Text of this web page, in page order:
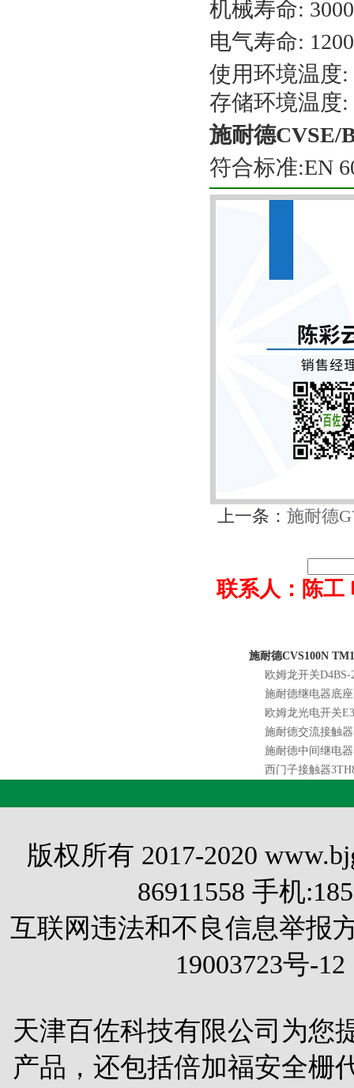
机械寿命:
电气寿命:
使用环境温度:
存储环境温度:
施耐德CVSE/
符合标准:EN
上一条：施耐德
联系人：陈工
施耐德CVS100N
欧姆龙开关D4BS-
施耐德继电器底座
欧姆龙光电开关
施耐德交流接触
施耐德中间继电
西门子接触器
版权所有 2017-2020
86911558 手机
互联网违法和不良信息举报
19003723号-12
天津百佐科技有限公司为您
产品，还包括倍加福安全栅